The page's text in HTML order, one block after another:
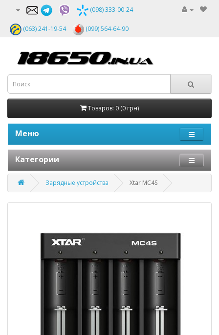
(098) 333-00-24
(063) 241-19-54 (099) 564-64-90
Товаров: 0 (0 грн)
Меню
Категории
Зарядные устройства Xtar MC4S